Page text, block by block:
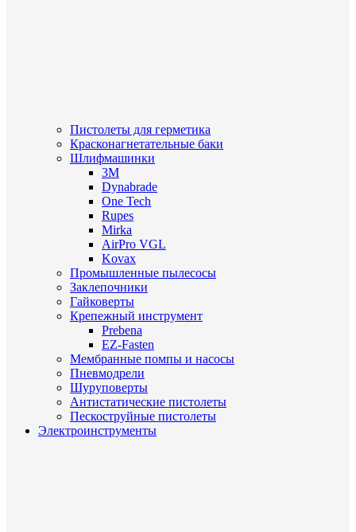
Пистолеты для герметика
Красконагнетательные баки
Шлифмашинки
3M
Dynabrade
One Tech
Rupes
Mirka
AirPro VGL
Kovax
Промышленные пылесосы
Заклепочники
Гайковерты
Крепежный инструмент
Prebena
EZ-Fasten
Мембранные помпы и насосы
Пневмодрели
Шуруповерты
Антистатические пистолеты
Пескоструйные пистолеты
Электроинструменты